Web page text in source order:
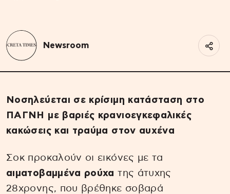
Newsroom
Νοσηλεύεται σε κρίσιμη κατάσταση στο
ΠΑΓΝΗ με βαριές κρανιοεγκεφαλικές
κακώσεις και τραύμα στον αυχένα
Σοκ προκαλούν οι εικόνες με τα
αιματοβαμμένα ρούχα της άτυχης
28χρονης, που βρέθηκε σοβαρά